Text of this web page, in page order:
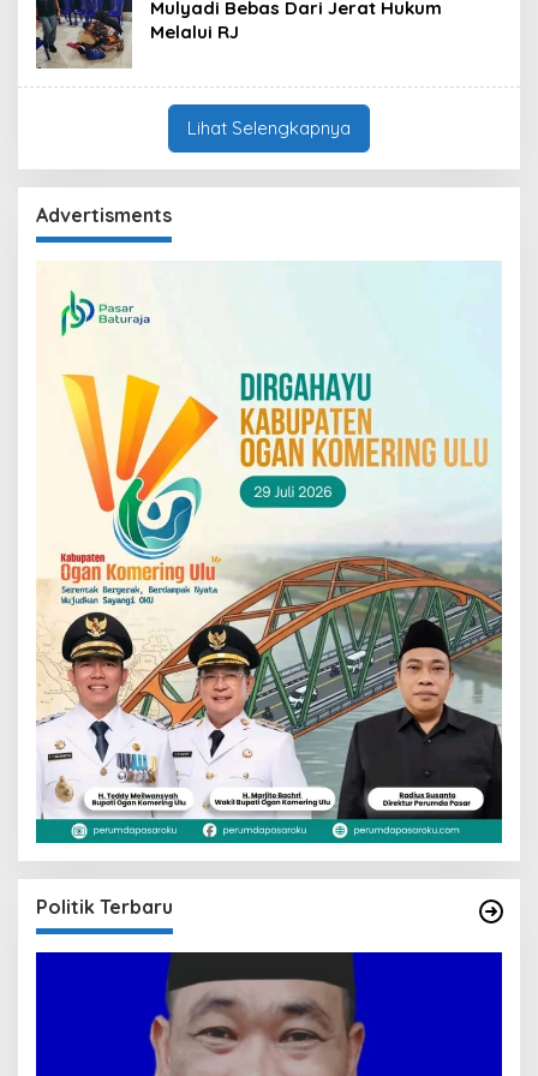
Mulyadi Bebas Dari Jerat Hukum
Melalui RJ
Lihat Selengkapnya
Advertisments
Politik Terbaru